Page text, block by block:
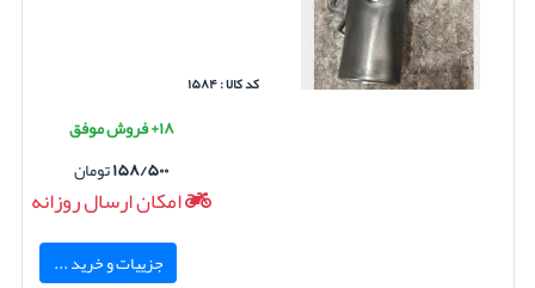
کد کالا : ۱۵۸۴
۱۸+ فروش موفق
۱۵۸/۵۰۰تومان
امکان ارسال روزانه
جزییات و خرید ...